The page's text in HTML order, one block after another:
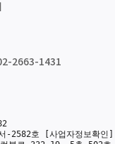
2663-1431
-2582호
[사업자정보확인]